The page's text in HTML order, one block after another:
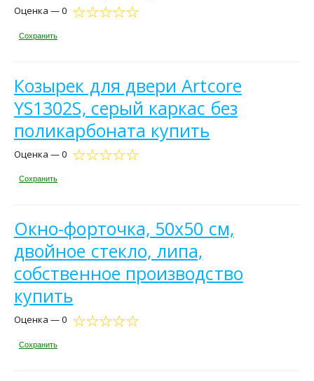
Оценка — 0
Сохранить
Козырек для двери Artcore
YS1302S, серый каркас без
поликарбоната купить
Оценка — 0
Сохранить
Окно-форточка, 50x50 см,
двойное стекло, липа,
собственное производство
купить
Оценка — 0
Сохранить